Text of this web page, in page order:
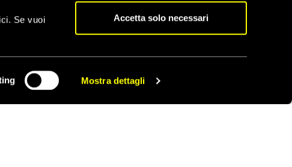
Se vuoi
Mostra dettagli
Accetta solo necessari
più vulnerabilie
del BaobabExperience
Presidente
CONDIVIDI